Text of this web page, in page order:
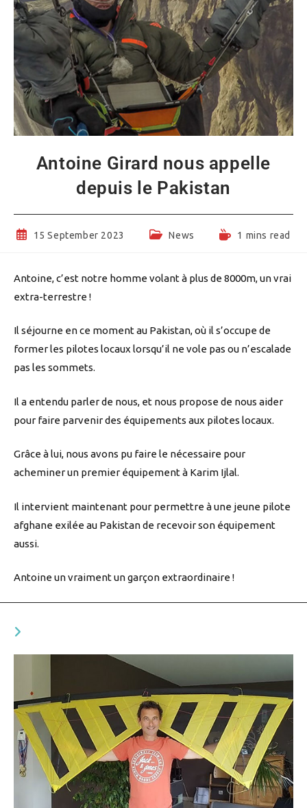
Antoine Girard nous appelle
depuis le Pakistan
Post15 September 2023
PostNews
Reading1 mins read
Antoine, c’est notre homme volant à plus de 8000m, un vrai
extra-terrestre !
Il séjourne en ce moment au Pakistan, où il s’occupe de
former les pilotes locaux lorsqu’il ne vole pas ou n’escalade
pas les sommets.
Il a entendu parler de nous, et nous propose de nous aider
pour faire parvenir des équipements aux pilotes locaux.
Grâce à lui, nous avons pu faire le nécessaire pour
acheminer un premier équipement à Karim Ijlal.
Il intervient maintenant pour permettre à une jeune pilote
afghane exilée au Pakistan de recevoir son équipement
aussi.
Antoine un vraiment un garçon extraordinaire !